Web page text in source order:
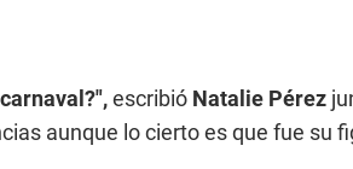
escribió Natalie Pérez
aunque lo cierto es que fue su